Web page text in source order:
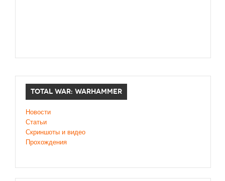
TOTAL WAR: WARHAMMER
Новости
Статьи
Скриншоты и видео
Прохождения